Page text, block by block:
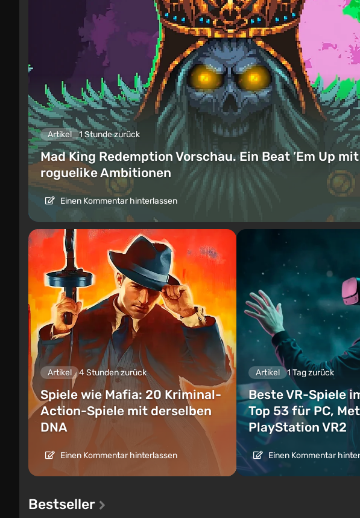
Artikel 1 Stunde zurück
Mad King Redemption Vorschau. Ein Beat ’Em Up mit
roguelike Ambitionen
Einen Kommentar hinterlassen
Artikel 4 Stunden zurück
Spiele wie Mafia: 20 Kriminal-
Action-Spiele mit derselben
DNA
Einen Kommentar hinterlassen
Artikel 1 Tag zurück
Beste VR-Spiele
Top 53 für PC,
PlayStation VR2
Einen Kommentar
Bestseller